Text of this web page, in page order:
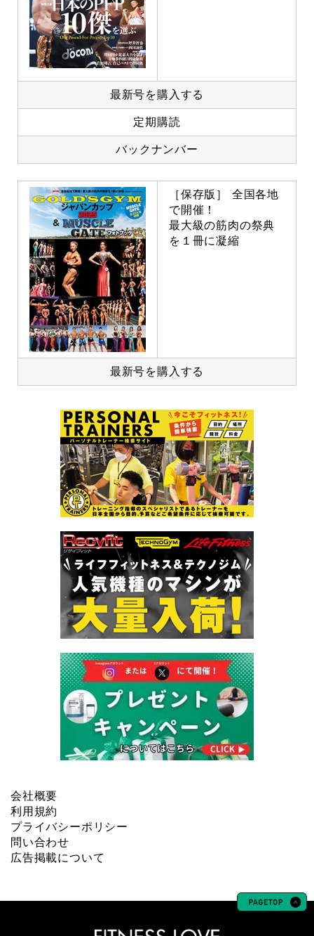
最新号を購入する
定期購読
バックナンバー
［保存版］ 全国各地
で開催！
最大級の筋肉の祭典
を１冊に凝縮
最新号を購入する
会社概要
利用規約
プライバシーポリシー
問い合わせ
広告掲載について